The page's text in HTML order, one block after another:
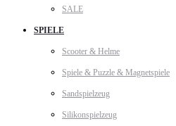
SALE
SPIELE
Scooter & Helme
Spiele & Puzzle & Magnetspiele
Sandspielzeug
Silikonspielzeug